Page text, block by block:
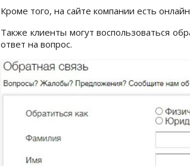
Кроме того, на сайте компании есть
Также клиенты могут воспользоваться
ответ на вопрос.